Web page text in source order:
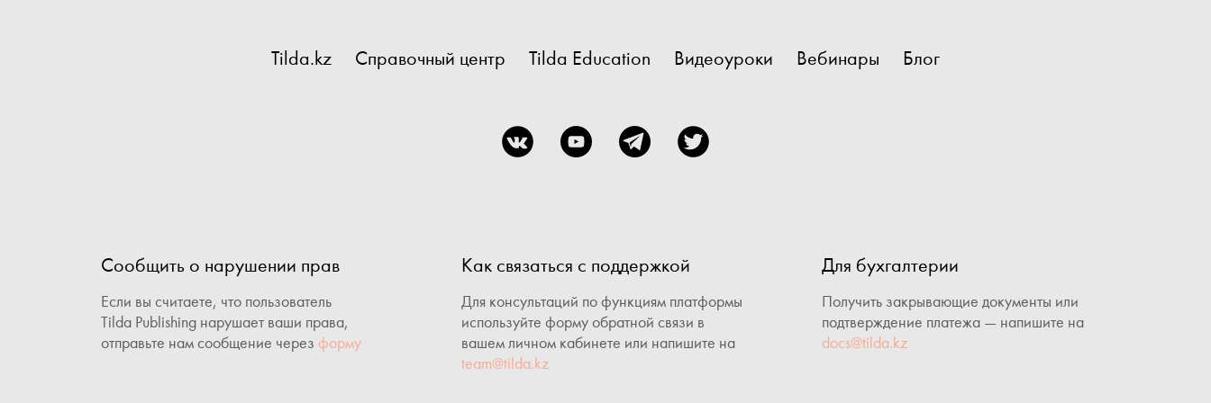
Tilda.kz Справочный центр Tilda Education Видеоуроки Вебинары Блог
Сообщить о нарушении прав
Если вы считаете, что пользователь
Tilda Publishing нарушает ваши права,
отправьте нам сообщение через форму
Как связаться с поддержкой
Для консультаций по функциям платформы
используйте форму обратной связи в
вашем личном кабинете или напишите на
team@tilda.kz
Для бухгалтерии
Получить закрывающие документы или
подтверждение платежа — напишите на
docs@tilda.kz